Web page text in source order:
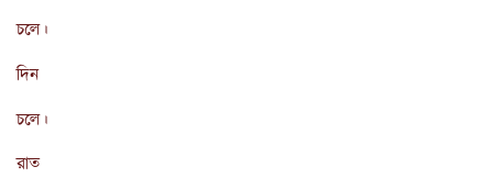
চলে।
দিন
চলে।
রাত